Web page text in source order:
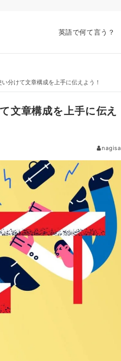
英語で何て言う？
分けて文章構成を上手に伝えよう！
文章構成を上手に伝え
nagisa